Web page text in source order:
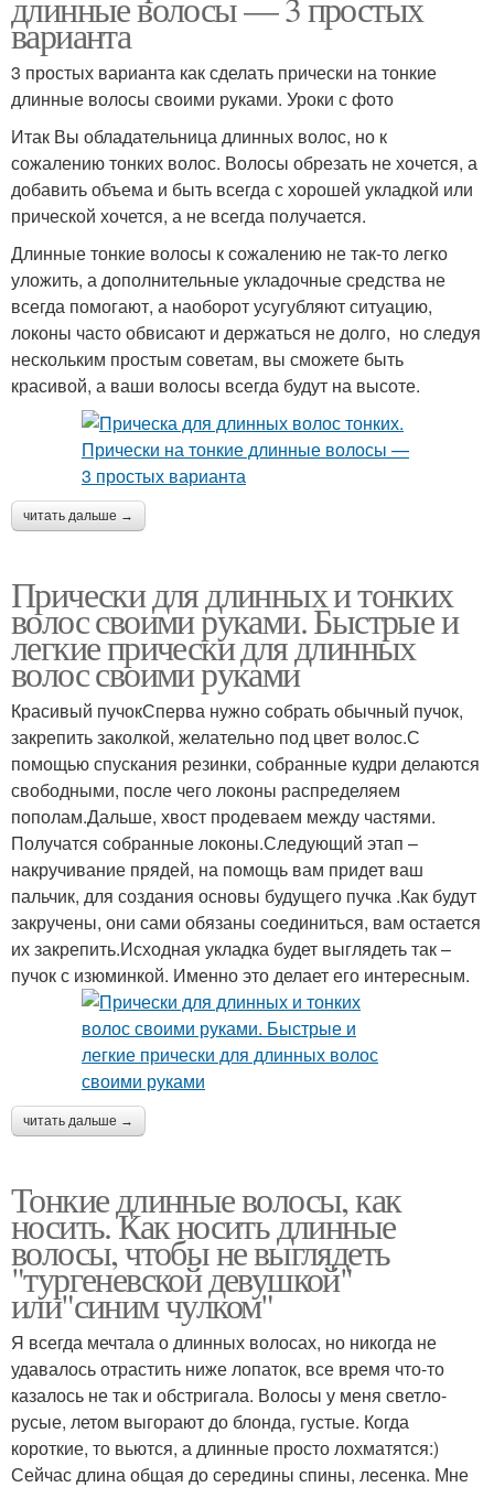
варианта
3 простых варианта как сделать прически на тонкие
длинные волосы своими руками. Уроки с фото
Итак Вы обладательница длинных волос, но к
сожалению тонких волос. Волосы обрезать не хочется, а
добавить объема и быть всегда с хорошей укладкой или
прической хочется, а не всегда получается.
Длинные тонкие волосы к сожалению не так-то легко
уложить, а дополнительные укладочные средства не
всегда помогают, а наоборот усугубляют ситуацию,
локоны часто обвисают и держаться не долго, но следуя
нескольким простым советам, вы сможете быть
красивой, а ваши волосы всегда будут на высоте.
читать дальше →
Прически для длинных и тонких
волос своими руками. Быстрые и
легкие прически для длинных
волос своими руками
Красивый пучокСперва нужно собрать обычный пучок,
закрепить заколкой, желательно под цвет волос.С
помощью спускания резинки, собранные кудри делаются
свободными, после чего локоны распределяем
пополам.Дальше, хвост продеваем между частями.
Получатся собранные локоны.Следующий этап –
накручивание прядей, на помощь вам придет ваш
пальчик, для создания основы будущего пучка .Как будут
закручены, они сами обязаны соединиться, вам остается
их закрепить.Исходная укладка будет выглядеть так –
пучок с изюминкой. Именно это делает его интересным.
читать дальше →
Тонкие длинные волосы, как
носить. Как носить длинные
волосы, чтобы не выглядеть
"тургеневской девушкой"
или"синим чулком"
Я всегда мечтала о длинных волосах, но никогда не
удавалось отрастить ниже лопаток, все время что-то
казалось не так и обстригала. Волосы у меня светло-
русые, летом выгорают до блонда, густые. Когда
короткие, то вьются, а длинные просто лохматятся:)
Сейчас длина общая до середины спины, лесенка. Мне